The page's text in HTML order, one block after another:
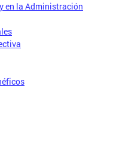
en la Administración